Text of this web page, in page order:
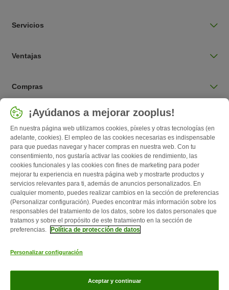
Servicios
Ventajas
Compras
Seleccionar país
España / ES
Follow zooplus
Quiénes somos Empleo
Contacto
Gastos de envío y plazo de entrega
Formas de pago
Protección de datos
¡Ayúdanos a mejorar zooplus!
En nuestra página web utilizamos cookies, píxeles y otras tecnologías (en
adelante, cookies). El empleo de las cookies necesarias es indispensable
para que puedas navegar y hacer compras en nuestra web. Con tu
consentimiento, nos gustaría activar las cookies de rendimiento, las
cookies funcionales y las cookies con fines de marketing para poder
mejorar tu experiencia en nuestra página web y mostrarte productos y
servicios relevantes para ti, además de anuncios personalizados. En
cualquier momento, puedes realizar cambios en la sección de preferencias
(Personalizar configuración). Puedes encontrar más información sobre los
responsables del tratamiento de los datos, sobre los datos personales que
tratamos y sobre el propósito de este tratamiento en la sección de
preferencias.
Política de protección de datos
Personalizar configuración
Aceptar y continuar